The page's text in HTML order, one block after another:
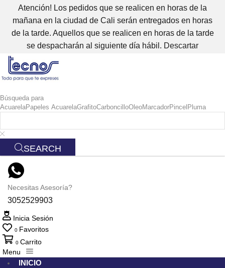
Atención! Los pedidos que se realicen en horas de la
mañana en la ciudad de Cali serán entregados en horas
de la tarde. Aquellos que se realicen en horas de la tarde
se despacharán al siguiente día hábil. Descartar
Búsqueda para
AcuarelaPapeles AcuarelaGrafitoCarboncilloOleoMarcadorPincel Pluma
SEARCH
Necesitas Asesoría?
3052529903
Inicia Sesión
0 Favoritos
0 Carrito
Menu
INICIO